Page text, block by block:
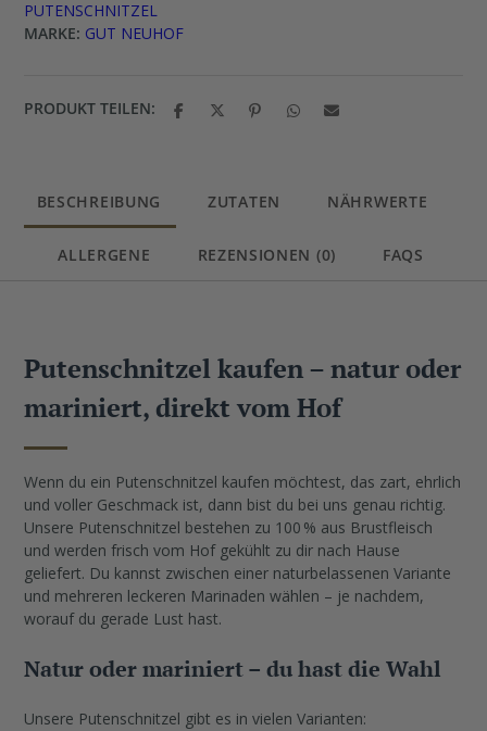
PUTENSCHNITZEL
MARKE: GUT NEUHOF
PRODUKT TEILEN:
BESCHREIBUNG ZUTATEN NÄHRWERTE
ALLERGENE REZENSIONEN (0) FAQS
Putenschnitzel kaufen – natur oder
mariniert, direkt vom Hof
Wenn du ein Putenschnitzel kaufen möchtest, das zart, ehrlich
und voller Geschmack ist, dann bist du bei uns genau richtig.
Unsere Putenschnitzel bestehen zu 100 % aus Brustfleisch
und werden frisch vom Hof gekühlt zu dir nach Hause
geliefert. Du kannst zwischen einer naturbelassenen Variante
und mehreren leckeren Marinaden wählen – je nachdem,
worauf du gerade Lust hast.
Natur oder mariniert – du hast die Wahl
Unsere Putenschnitzel gibt es in vielen Varianten: